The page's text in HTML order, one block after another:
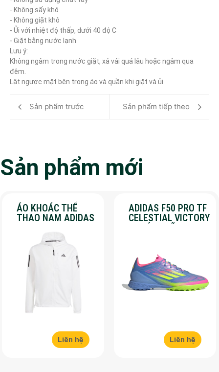
- Không sấy khô
- Không giặt khô
- Ủi với nhiệt độ thấp, dưới 40 độ C
- Giặt bằng nước lạnh
Lưu ý:
Không ngâm trong nước giặt, xả vải quá lâu hoặc ngâm qua
đêm.
Lật ngược mặt bên trong áo và quần khi giặt và ủi
Sản phẩm trước Sản phẩm tiếp theo
Sản phẩm mới
ÁO KHOÁC THỂ
THAO NAM ADIDAS
MÀU TRẮNG
Liên hệ
ADIDAS F50 PRO TF
CELESTIAL VICTORY
– CHÍNH HÃNG –
Liên hệ